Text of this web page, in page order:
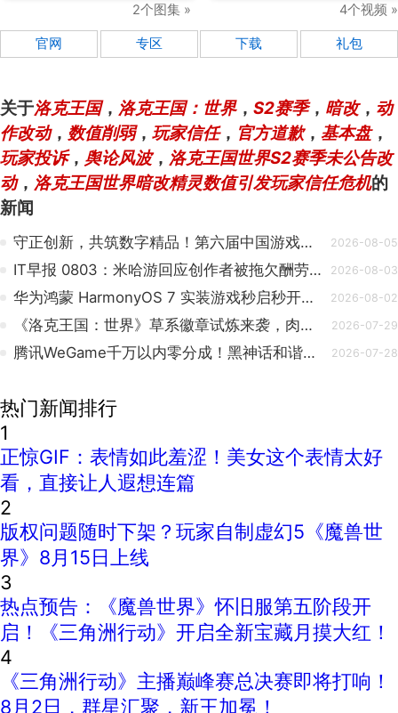
2个图集 »
4个视频 »
官网 专区 下载 礼包
关于洛克王国， 洛克王国：世界， S2赛季， 暗改， 动
作改动， 数值削弱， 玩家信任， 官方道歉， 基本盘，
玩家投诉， 舆论风波， 洛克王国世界S2赛季未公告改
动， 洛克王国世界暗改精灵数值引发玩家信任危机的
新闻
守正创新，共筑数字精品！第六届中国游戏创新大赛成果交流会在上海静安举办 2026-08-05
IT早报 0803：米哈游回应创作者被拖欠酬劳；哪吒汽车生产设备流拍后售价降至 4824.63 万元；官方回应喜羊羊新作擦边；华为鸿蒙 7 实装游戏秒启秒开特性... 2026-08-03
华为鸿蒙 HarmonyOS 7 实装游戏秒启秒开特性，《原神》《洛克王国》等可极速启动 2026-08-02
《洛克王国：世界》草系徽章试炼来袭，肉鸽闯关玩法上线 2026-07-29
腾讯WeGame千万以内零分成！黑神话和谐印象太深刻 2026-07-28
热门新闻排行
1
正惊GIF：表情如此羞涩！美女这个表情太好
看，直接让人遐想连篇
2
版权问题随时下架？玩家自制虚幻5《魔兽世
界》8月15日上线
3
热点预告：《魔兽世界》怀旧服第五阶段开
启！《三角洲行动》开启全新宝藏月摸大红！
4
《三角洲行动》主播巅峰赛总决赛即将打响！
8月2日，群星汇聚，新王加冕！